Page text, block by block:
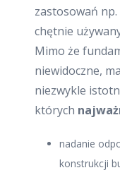
zastosowań
chętnie
Mimo że
niewidoczne,
niezwykle
których
nadanie
konstrukcji